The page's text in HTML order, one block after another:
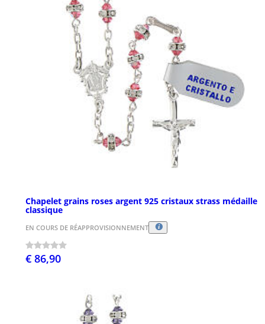
Chapelet grains roses argent 925 cristaux strass médaille
classique
EN COURS DE RÉAPPROVISIONNEMENT
€ 86,90